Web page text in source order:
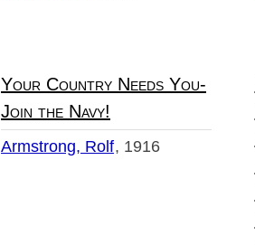
Your Country Needs You-
Join the Navy!
Armstrong, Rolf 1916